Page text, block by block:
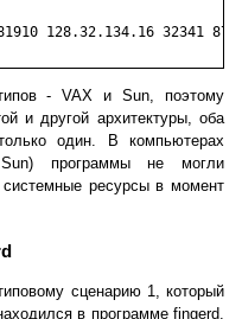
128.32.134.16 32341
- VAX и Sun, поэтому
и другой архитектуры, оба
один. В компьютерах
программы не могли
ресурсы в момент
сценарию 1, который
в программе fingerd.